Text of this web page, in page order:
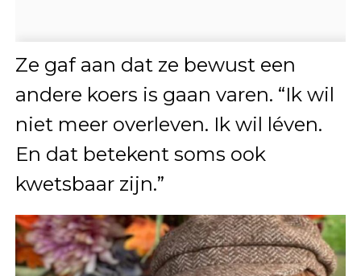
Ze gaf aan dat ze bewust een
andere koers is gaan varen. “Ik wil
niet meer overleven. Ik wil léven.
En dat betekent soms ook
kwetsbaar zijn.”